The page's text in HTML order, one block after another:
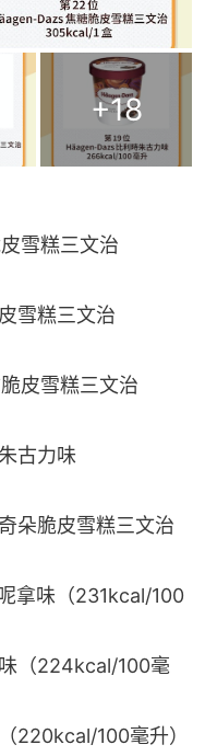
+18
雪糕三文治
雪糕三文治
皮雪糕三文治
古力味
朵脆皮雪糕三文治
拿味（231kcal/100
（224kcal/100毫
220kcal/100毫升）